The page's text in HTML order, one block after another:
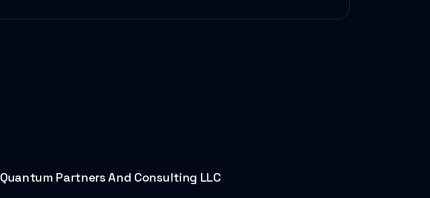
Quantum Partners And Consulting LLC